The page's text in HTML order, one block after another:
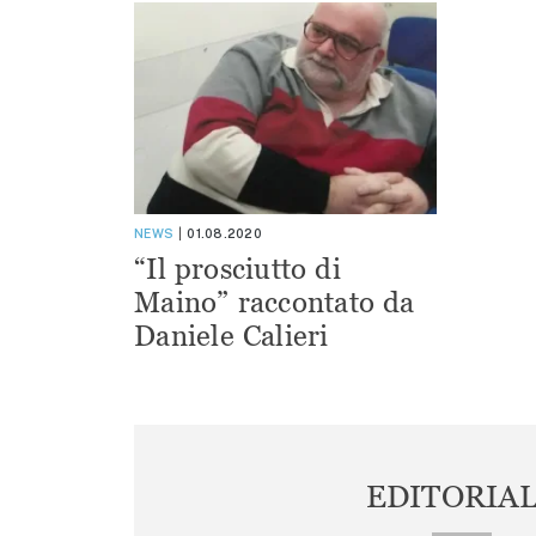
NEWS 01.08.2020
“Il prosciutto di
Maino” raccontato da
Daniele Calieri